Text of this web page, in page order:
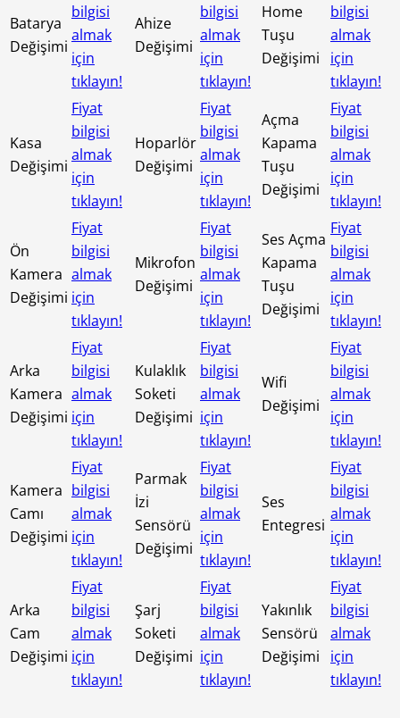
Batarya
Değişimi
bilgisi
almak
için
tıklayın!
Ahize
Değişimi
bilgisi
almak
için
tıklayın!
Home
Tuşu
Değişimi
bilgisi
almak
için
tıklayın!
Kasa
Değişimi
Fiyat
bilgisi
almak
için
tıklayın!
Hoparlör
Değişimi
Fiyat
bilgisi
almak
için
tıklayın!
Açma
Kapama
Tuşu
Değişimi
Fiyat
bilgisi
almak
için
tıklayın!
Ön
Kamera
Değişimi
Fiyat
bilgisi
almak
için
tıklayın!
Mikrofon
Değişimi
Fiyat
bilgisi
almak
için
tıklayın!
Ses Açma
Kapama
Tuşu
Değişimi
Fiyat
bilgisi
almak
için
tıklayın!
Arka
Kamera
Değişimi
Fiyat
bilgisi
almak
için
tıklayın!
Kulaklık
Soketi
Değişimi
Fiyat
bilgisi
almak
için
tıklayın!
Wifi
Değişimi
Fiyat
bilgisi
almak
için
tıklayın!
Kamera
Camı
Değişimi
Fiyat
bilgisi
almak
için
tıklayın!
Parmak
İzi
Sensörü
Değişimi
Fiyat
bilgisi
almak
için
tıklayın!
Ses
Entegresi
Fiyat
bilgisi
almak
için
tıklayın!
Arka
Cam
Değişimi
Fiyat
bilgisi
almak
için
tıklayın!
Şarj
Soketi
Değişimi
Fiyat
bilgisi
almak
için
tıklayın!
Yakınlık
Sensörü
Değişimi
Fiyat
bilgisi
almak
için
tıklayın!